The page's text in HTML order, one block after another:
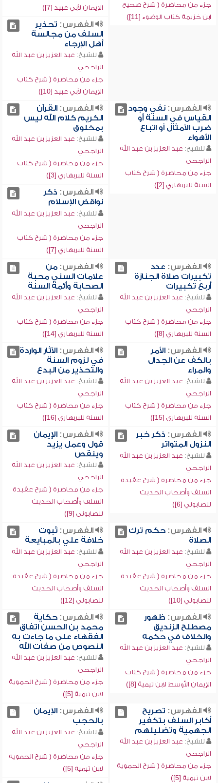
جزء من محاضرة ( شرح صحيح
ابن خزيمة كتاب الوضوء [11])
الإيمان لأبي عبيد [7])
الفهرس: تحذير
السلف من مجالسة
أهل الإرجاء
للشيخ: عبد العزيز بن عبد الله
الراجحي
جزء من محاضرة ( شرح كتاب
الإيمان لأبي عبيد [10])
الفهرس:نفي وجود
القياس في السنة أو
ضرب الأمثال أو اتباع
الأهواء
للشيخ: عبد العزيز بن عبد الله
الراجحي
جزء من محاضرة ( شرح كتاب
السنة للبربهاري [2])
الفهرس:القرآن
الكريم كلام الله ليس
بمخلوق
للشيخ: عبد العزيز بن عبد الله
الراجحي
جزء من محاضرة ( شرح كتاب
السنة للبربهاري [3])
الفهرس: ذكر
نواقض الإسلام
للشيخ: عبد العزيز بن عبد الله
الراجحي
جزء من محاضرة ( شرح كتاب
السنة للبربهاري [7])
الفهرس: عدد
تكبيرات صلاة الجنازة
أربع تكبيرات
للشيخ: عبد العزيز بن عبد الله
الراجحي
جزء من محاضرة ( شرح كتاب
السنة للبربهاري [8])
الفهرس:من
علامات السني محبة
الصحابة وأئمة السنة
للشيخ: عبد العزيز بن عبد الله
الراجحي
جزء من محاضرة ( شرح كتاب
السنة للبربهاري [14])
الفهرس:الأمر
بالكف عن الجدال
والمراء
للشيخ: عبد العزيز بن عبد الله
الراجحي
جزء من محاضرة ( شرح كتاب
السنة للبربهاري [15])
الفهرس:الآثار الواردة
في لزوم السنة
والتحذير من البدع
للشيخ: عبد العزيز بن عبد الله
الراجحي
جزء من محاضرة ( شرح كتاب
السنة للبربهاري [16])
الفهرس: ذكر خبر
النزول المتواتر
للشيخ: عبد العزيز بن عبد الله
الراجحي
جزء من محاضرة ( شرح عقيدة
السلف وأصحاب الحديث
للصابوني [6])
الفهرس:الإيمان
قول وعمل يزيد
وينقص
للشيخ: عبد العزيز بن عبد الله
الراجحي
جزء من محاضرة ( شرح عقيدة
السلف وأصحاب الحديث
للصابوني [9])
الفهرس:حكم ترك
الصلاة
للشيخ: عبد العزيز بن عبد الله
الراجحي
جزء من محاضرة ( شرح عقيدة
السلف وأصحاب الحديث
للصابوني [10])
الفهرس:ثبوت
خلافة علي بالمبايعة
للشيخ: عبد العزيز بن عبد الله
الراجحي
جزء من محاضرة ( شرح عقيدة
السلف وأصحاب الحديث
للصابوني [12])
الفهرس: ظهور
مصطلح الزنديق
والخلاف في حكمه
للشيخ: عبد العزيز بن عبد الله
الراجحي
جزء من محاضرة ( شرح كتاب
الإيمان الأوسط لابن تيمية [8])
الفهرس:حكاية
محمد بن الحسن اتفاق
الفقهاء على ما جاءت به
النصوص من صفات الله
للشيخ: عبد العزيز بن عبد الله
الراجحي
جزء من محاضرة ( شرح الحموية
لابن تيمية [5])
الفهرس: تصريح
أكابر السلف بتكفير
الجهمية وتضليلهم
للشيخ: عبد العزيز بن عبد الله
الراجحي
جزء من محاضرة ( شرح الحموية
لابن تيمية [5])
الفهرس:الإيمان
بالحجب
للشيخ: عبد العزيز بن عبد الله
الراجحي
جزء من محاضرة ( شرح الحموية
لابن تيمية [5])